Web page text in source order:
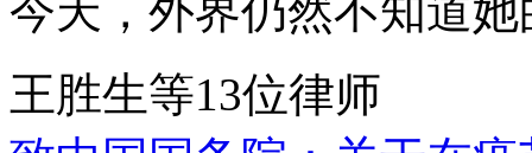
今天，外界仍然不知道
王胜生等13位律师